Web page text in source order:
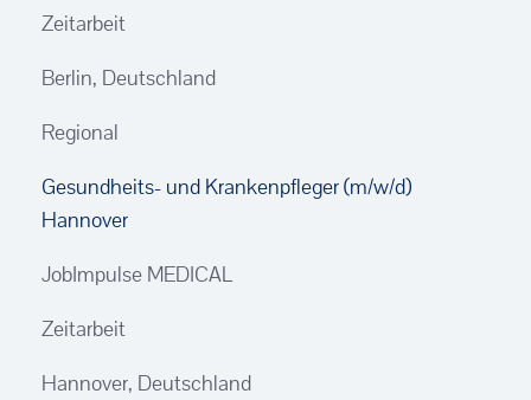
Zeitarbeit
Berlin, Deutschland
Regional
Gesundheits- und Krankenpfleger (m/w/d)
Hannover
JobImpulse MEDICAL
Zeitarbeit
Hannover, Deutschland